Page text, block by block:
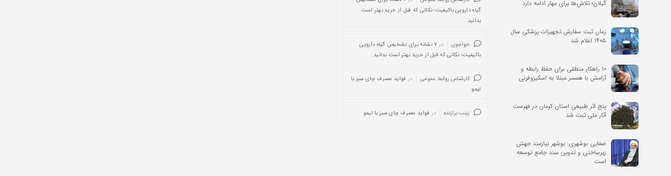
گیلان؛ تلاش‌ها برای مهار ادامه دارد
زمان ثبت سفارش تجهیزات پزشکی سال
۱۴۰۵ اعلام شد
۱۰ راهکار منطقی برای حفظ رابطه و
آرامش با همسر مبتلا به اسکیزوفرنی
پنج اثر طبیعی استان کرمان در فهرست
آثار ملی ثبت شد
صفایی بوشهری: بوشهر نیازمند جهش
زیرساختی و تدوین سند جامع توسعه
است
گیاه دارویی باکیفیت؛ نکاتی که قبل از خرید بهتر است
بدانید
خواجوی در
۷ نشانه برای تشخیص گیاه دارویی
باکیفیت؛ نکاتی که قبل از خرید بهتر است بدانید
کارشناس روابط عمومی در فواید مصرف چای سبز با
لیمو
زینب برازنده در فواید مصرف چای سبز با لیمو